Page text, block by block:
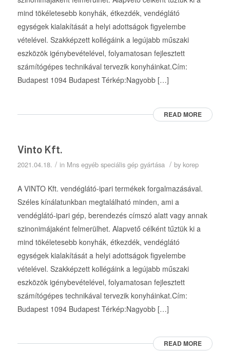
mind tökéletesebb konyhák, étkezdék, vendéglátó
egységek kialakítását a helyi adottságok figyelembe
vételével. Szakképzett kollégáink a legújabb műszaki
eszközök igénybevételével, folyamatosan fejlesztett
számítógépes technikával tervezik konyháinkat.Cím:
Budapest 1094 Budapest Térkép:Nagyobb […]
READ MORE
Vinto Kft.
2021.04.18. / in Mns egyéb speciális gép gyártása / by korep
A VINTO Kft. vendéglátó-ipari termékek forgalmazásával.
Széles kínálatunkban megtalálható minden, ami a
vendéglátó-ipari gép, berendezés címszó alatt vagy annak
szinonimájaként felmerülhet. Alapvető célként tűztük ki a
mind tökéletesebb konyhák, étkezdék, vendéglátó
egységek kialakítását a helyi adottságok figyelembe
vételével. Szakképzett kollégáink a legújabb műszaki
eszközök igénybevételével, folyamatosan fejlesztett
számítógépes technikával tervezik konyháinkat.Cím:
Budapest 1094 Budapest Térkép:Nagyobb […]
READ MORE